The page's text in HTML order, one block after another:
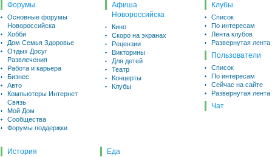
Форумы
Основные форумы
Новороссийска
Хобби
Дом Семья Здоровье
Отдых Досуг
Развлечения
Работа и карьера
Бизнес
Авто
Компьютеры Интернет
Связь
Мой Дом
Сообщества
Форумы поддержки
Афиша
Новороссийска
Кино
Скоро на экранах
Рецензии
Викторины
Для детей
Театр
Концерты
Клубы
Клубы
Список
По интересам
Лента клубов
Развернутая лента
Пользователи
Список
По интересам
Сейчас на сайте
Развернутая лента
Чат
История Еда